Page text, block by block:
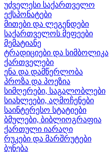
უძველესი საქართველო
ექსპონატები
მითები და ლეგენდები
საქართველოს მეფეები
მემატიანე
ტრადიციები და სიმბოლიკა
ქართველები
ენა და დამწერლობა
პროზა და პოეზია
სიმღერები, საგალობლები
სიახლეები, აღმოჩენები
საინტერესო სტატიები
ბმულები, ბიბლიოგრაფია
ქართული იარაღი
რუკები და მარშრუტები
ბუნება